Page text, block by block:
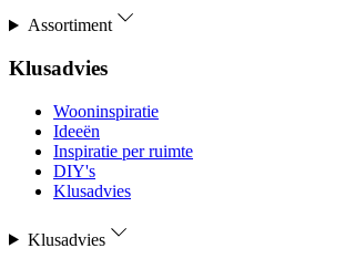
Assortiment
Klusadvies
Wooninspiratie
Ideeën
Inspiratie per ruimte
DIY's
Klusadvies
Klusadvies